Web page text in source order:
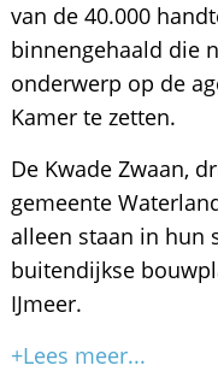
van de 40.000
binnengehaald die
onderwerp op de
Kamer te zetten.
De Kwade Zwaan,
gemeente
alleen staan in hun
buitendijkse
IJmeer.
+Lees meer...